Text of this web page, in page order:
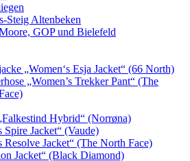
Steig Altenbeken
GOP und Bielefeld
„Women‘s Esja Jacket“ (66 North)
„Women’s Trekker Pant“ (The
Hybrid“ (Norrøna)
Spire Jacket“ (Vaude)
Resolve Jacket“ (The North Face)
Jacket“ (Black Diamond)